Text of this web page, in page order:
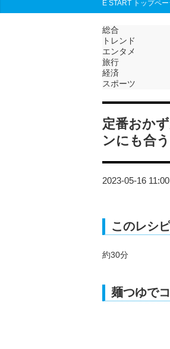
E START トップペー
総合
トレンド
エンタメ
旅行
経済
スポーツ
定番おか
ンにも合
2023-05-16
このレシ
約30分
麺つゆで